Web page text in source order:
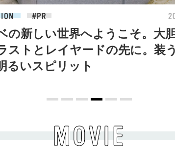
の新しい世界へようこそ。大
ストとレイヤードの先に。装
るいスピリット
MOVIE